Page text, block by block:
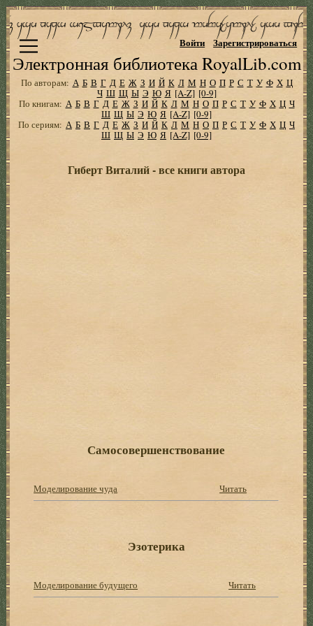
Электронная библиотека RoyalLib.com
Войти Зарегистрироваться
По авторам: А Б В Г Д Е Ж З И Й К Л М Н О П Р С Т У Ф Х Ц
Ч Ш Щ Ы Э Ю Я [A-Z] [0-9]
По книгам: А Б В Г Д Е Ж З И Й К Л М Н О П Р С Т У Ф Х Ц Ч
Ш Щ Ы Э Ю Я [A-Z] [0-9]
По сериям: А Б В Г Д Е Ж З И Й К Л М Н О П Р С Т У Ф Х Ц Ч
Ш Щ Ы Э Ю Я [A-Z] [0-9]
Гиберт Виталий - все книги автора
Самосовершенствование
Моделирование чуда Читать
Эзотерика
Моделирование будущего Читать